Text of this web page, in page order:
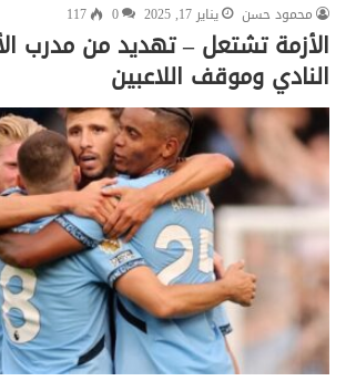
محمود حسن
يناير 17, 2025 0
117
الأزمة تشتعل – تهديد من مدرب
النادي وموقف اللاعبين